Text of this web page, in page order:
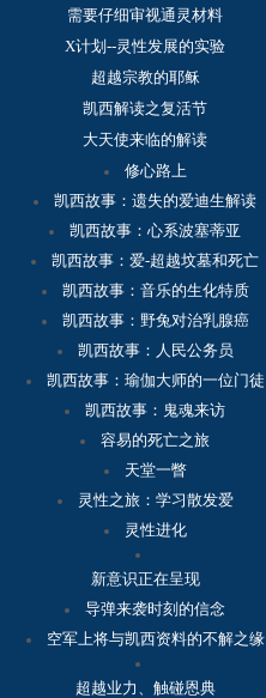
需要仔细审视通灵材料
X计划--灵性发展的实验
超越宗教的耶稣
凯西解读之复活节
大天使来临的解读
修心路上
凯西故事： 遗失的爱迪生解读
凯西故事：心系波塞蒂亚
凯西故事：爱-超越坟墓和死亡
凯西故事：音乐的生化特质
凯西故事：野兔对治乳腺癌
凯西故事：人民公务员
凯西故事：瑜伽大师的一位门徒
凯西故事：鬼魂来访
容易的死亡之旅
天堂一瞥
灵性之旅：学习散发爱
灵性进化
新意识正在呈现
导弹来袭时刻的信念
空军上将与凯西资料的不解之缘
超越业力、触碰恩典